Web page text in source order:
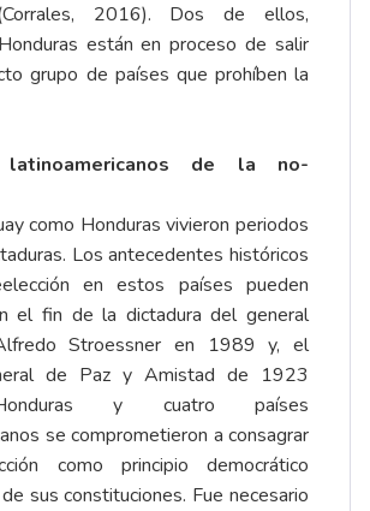
Corrales, 2016). Dos de ellos,
están en proceso de salir
grupo de países que prohíben la
latinoamericanos de la no-
como Honduras vivieron periodos
Los antecedentes históricos
en estos países pueden
el fin de la dictadura del general
Stroessner en 1989 y, el
de Paz y Amistad de 1923
y cuatro países
se comprometieron a consagrar
como principio democrático
sus constituciones. Fue necesario